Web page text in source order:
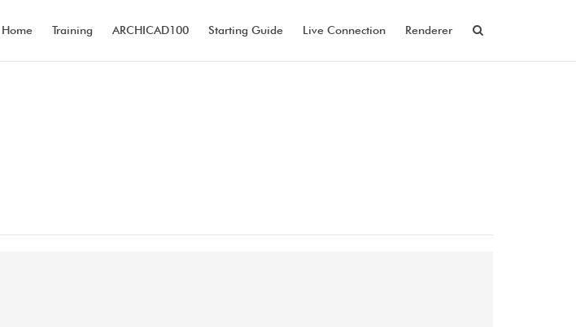
Home Training ARCHICAD100 Starting Guide Live Connection Renderer